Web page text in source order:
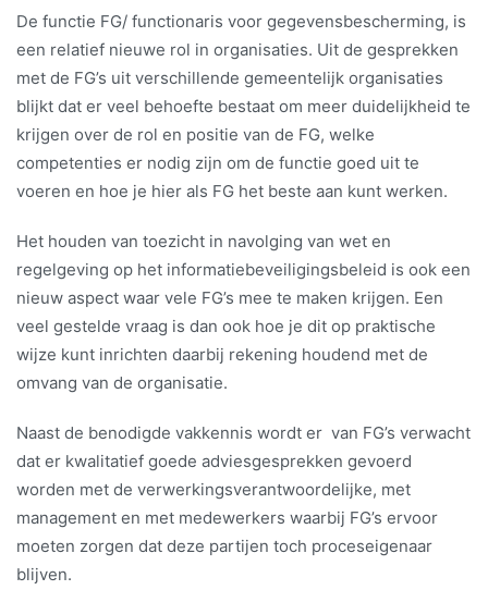
De functie FG/ functionaris voor gegevensbescherming, is
een relatief nieuwe rol in organisaties. Uit de gesprekken
met de FG’s uit verschillende gemeentelijk organisaties
blijkt dat er veel behoefte bestaat om meer duidelijkheid te
krijgen over de rol en positie van de FG, welke
competenties er nodig zijn om de functie goed uit te
voeren en hoe je hier als FG het beste aan kunt werken.
Het houden van toezicht in navolging van wet en
regelgeving op het informatiebeveiligingsbeleid is ook een
nieuw aspect waar vele FG’s mee te maken krijgen. Een
veel gestelde vraag is dan ook hoe je dit op praktische
wijze kunt inrichten daarbij rekening houdend met de
omvang van de organisatie.
Naast de benodigde vakkennis wordt er van FG’s verwacht
dat er kwalitatief goede adviesgesprekken gevoerd
worden met de verwerkingsverantwoordelijke, met
management en met medewerkers waarbij FG’s ervoor
moeten zorgen dat deze partijen toch proceseigenaar
blijven.